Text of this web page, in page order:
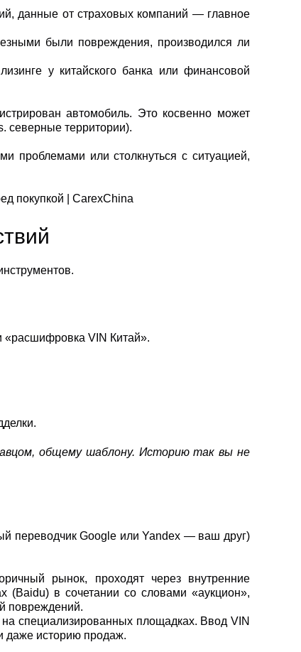
данные от страховых компаний — главное
были повреждения, производился ли
у китайского банка или финансовой
автомобиль. Это косвенно может
северные территории).
проблемами или столкнуться с ситуацией,
«расшифровка VIN Китай».
общему шаблону. Историю так вы не
переводчик Google или Yandex — ваш друг)
рынок, проходят через внутренние
(Baidu) в сочетании со словами «аукцион»,
повреждений.
специализированных площадках. Ввод VIN
даже историю продаж.